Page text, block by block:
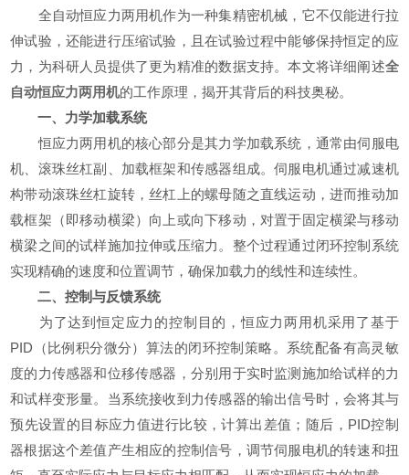
全自动恒应力两用机作为一种集精密机械，它不仅能进行拉
伸试验，还能进行压缩试验，且在试验过程中能够保持恒定的应
力，为科研人员提供了更为精准的数据支持。本文将详细阐述全
自动恒应力两用机的工作原理，揭开其背后的科技奥秘。
一、力学加载系统
恒应力两用机的核心部分是其力学加载系统，通常由伺服电
机、滚珠丝杠副、加载框架和传感器组成。伺服电机通过减速机
构带动滚珠丝杠旋转，丝杠上的螺母随之直线运动，进而推动加
载框架（即移动横梁）向上或向下移动，对置于固定横梁与移动
横梁之间的试样施加拉伸或压缩力。整个过程通过闭环控制系统
实现精确的速度和位置调节，确保加载力的线性和连续性。
二、控制与反馈系统
为了达到恒定应力的控制目的，恒应力两用机采用了基于
PID（比例积分微分）算法的闭环控制策略。系统配备有高灵敏
度的力传感器和位移传感器，分别用于实时监测施加给试样的力
和试样变形量。当系统接收到力传感器的输出信号时，会将其与
预先设置的目标应力值进行比较，计算出差值；随后，PID控制
器根据这个差值产生相应的控制信号，调节伺服电机的转速和扭